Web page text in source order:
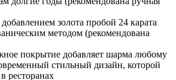
золота пробой 24 карата
методом (рекомендована
покрытие добавляет шарма любому
стильный дизайн, которой
ресторанах